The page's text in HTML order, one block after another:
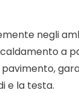
negli
a
e la testa.